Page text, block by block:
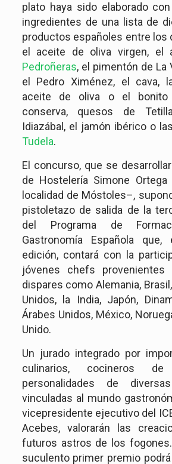
plato haya sido elaborado
ingredientes de una lista de
productos españoles entre los
el aceite de oliva virgen, el
Pedroñeras, el pimentón de La
el Pedro Ximénez, el cava,
aceite de oliva o el
conserva, quesos de
Idiazábal, el jamón ibérico o las
Tudela.
El concurso, que se
de Hostelería Simone
localidad de Móstoles–,
pistoletazo de salida de la
del Programa de
Gastronomía Española
edición, contará con la
jóvenes chefs
dispares como Alemania,
Unidos, la India, Japón,
Árabes Unidos, México,
Unido.
Un jurado integrado por
culinarios, cocineros
personalidades de
vinculadas al mundo
vicepresidente ejecutivo del
Acebes, valorarán las
futuros astros de los fogones.
suculento primer premio